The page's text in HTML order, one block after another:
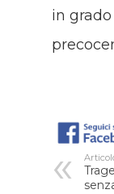
in